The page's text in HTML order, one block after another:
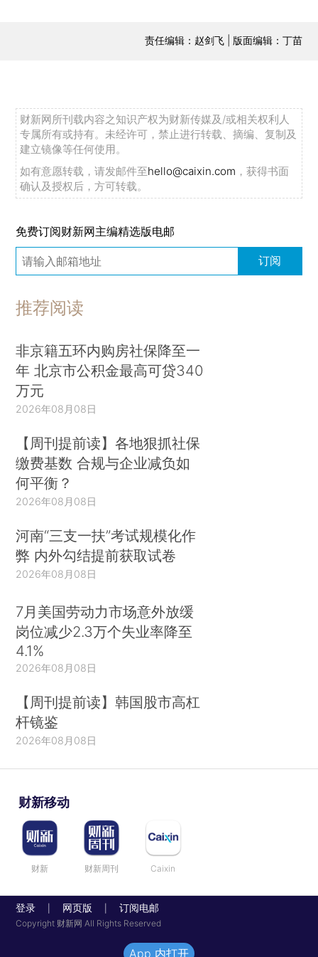
责任编辑：赵剑飞 | 版面编辑：丁苗
财新网所刊载内容之知识产权为财新传媒及/或相关权利人
专属所有或持有。未经许可，禁止进行转载、摘编、复制及
建立镜像等任何使用。
如有意愿转载，请发邮件至hello@caixin.com ，获得书面
确认及授权后，方可转载。
免费订阅财新网主编精选版电邮
订阅
推荐阅读
非京籍五环内购房社保降至一
年 北京市公积金最高可贷340
万元
2026年08月08日
【周刊提前读】各地狠抓社保
缴费基数 合规与企业减负如
何平衡？
2026年08月08日
河南“三支一扶”考试规模化作
弊 内外勾结提前获取试卷
2026年08月08日
7月美国劳动力市场意外放缓
岗位减少2.3万个失业率降至
4.1%
2026年08月08日
【周刊提前读】韩国股市高杠
杆镜鉴
2026年08月08日
财新移动
财新 财新周刊 Caixin
登录 网页版 订阅电邮
Copyright 财新网 All Rights Reserved
App 内打开